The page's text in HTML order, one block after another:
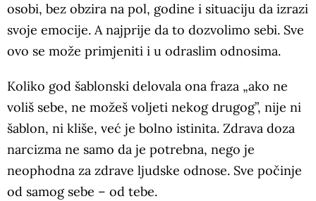
osobi, bez obzira na pol, godine i situaciju da izrazi
svoje emocije. A najprije da to dozvolimo sebi. Sve
ovo se može primjeniti i u odraslim odnosima.
Koliko god šablonski delovala ona fraza „ako ne
voliš sebe, ne možeš voljeti nekog drugog”, nije ni
šablon, ni kliše, već je bolno istinita. Zdrava doza
narcizma ne samo da je potrebna, nego je
neophodna za zdrave ljudske odnose. Sve počinje
od samog sebe – od tebe.